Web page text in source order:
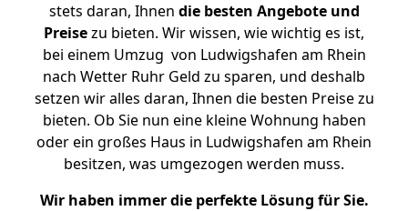
stets daran, Ihnen die besten Angebote und
Preisezu bieten. Wir wissen, wie wichtig es ist,
bei einem Umzug von Ludwigshafen am Rhein
nach Wetter Ruhr Geld zu sparen, und deshalb
setzen wir alles daran, Ihnen die besten Preise zu
bieten. Ob Sie nun eine kleine Wohnung haben
oder ein großes Haus in Ludwigshafen am Rhein
besitzen, was umgezogen werden muss.
Wir haben immer die perfekte Lösung für Sie.